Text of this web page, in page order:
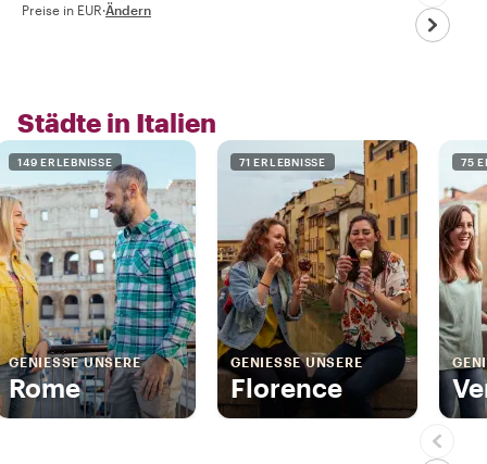
Preise in EUR·Ändern
Städte in Italien
149 ERLEBNISSE
GENIESSE UNSERE
Rome
71 ERLEBNISSE
GENIESSE UNSERE
Florence
75